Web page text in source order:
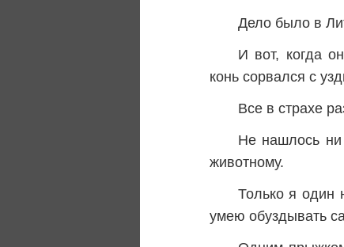
Дело было в
И вот, когда
конь сорвался с
Все в страхе
Не нашлось ни
животному.
Только я один
умею обуздывать